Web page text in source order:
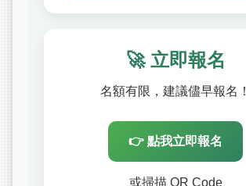
🚀 立即報名
名額有限，建議儘早報名！
👉 點我立即報名
或掃描 QR Code